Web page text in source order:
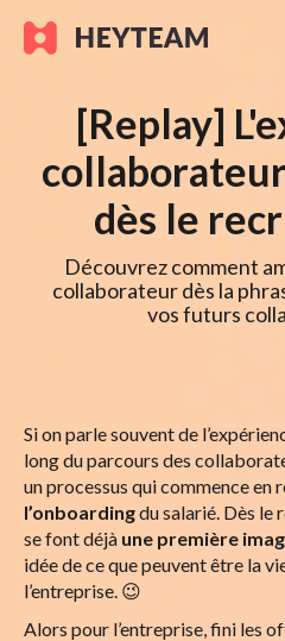
[Replay]
dès le
Découvrez comment
collaborateur dès la
vos futurs
Si on parle souvent de
long du parcours des
un processus qui commence en
l’onboardingdu salarié. Dès le
se font déjà une première
idée de ce que peuvent être la
l’entreprise. 😉
Alors pour l’entreprise, fini les